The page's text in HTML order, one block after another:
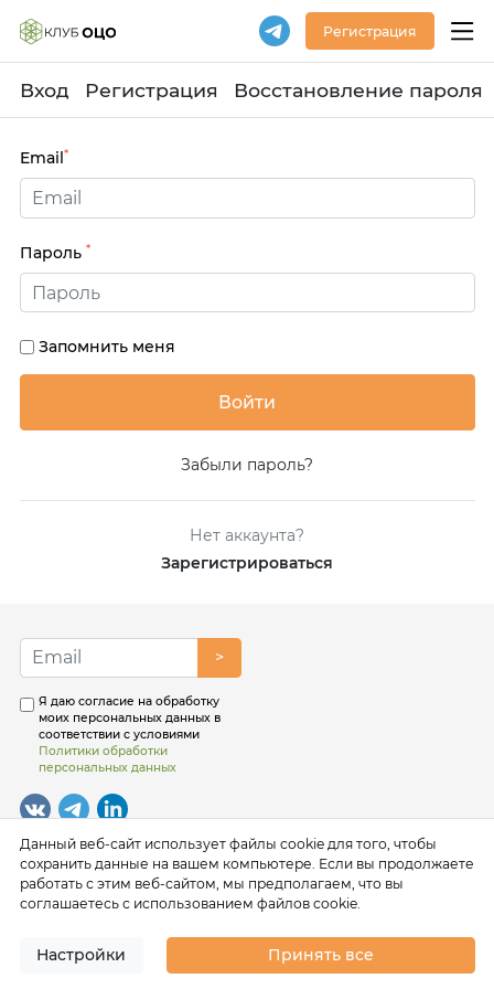
Регистрация
Вход Регистрация Восстановление пароля
Email*
Пароль *
Запомнить меня
Забыли пароль?
Нет аккаунта?
Зарегистрироваться
>
Я даю согласие на обработку
моих персональных данных в
соответствии с условиями
Политики обработки
персональных данных
Данный веб-сайт использует файлы cookie для того, чтобы
сохранить данные на вашем компьютере. Если вы продолжаете
работать с этим веб-сайтом, мы предполагаем, что вы
соглашаетесь с использованием файлов cookie.
Настройки Принять все